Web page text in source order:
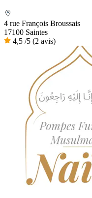
4 rue François Broussais
17100 Saintes
4,5 /5 (2 avis)